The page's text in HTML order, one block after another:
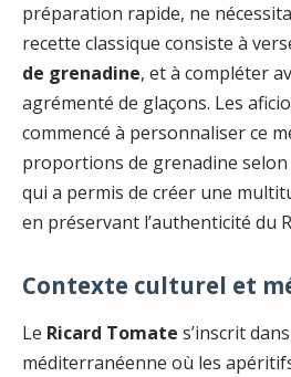
préparation rapide, ne
recette classique consiste à
de grenadine, et à compléter
agrémenté de glaçons. Les
commencé à personnaliser ce
proportions de grenadine
qui a permis de créer une
en préservant l’authenticité du
Contexte culturel et
Le Ricard Tomate s’inscrit
méditerranéenne où les